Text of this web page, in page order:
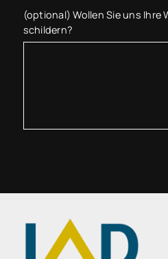
(optional) Wollen Sie uns Ihre
schildern?